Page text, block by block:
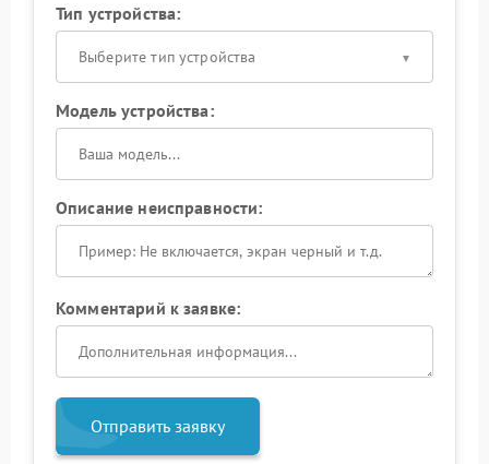
Тип устройства:
Выберите тип устройства
Модель устройства:
Описание неисправности:
Комментарий к заявке:
Отправить заявку